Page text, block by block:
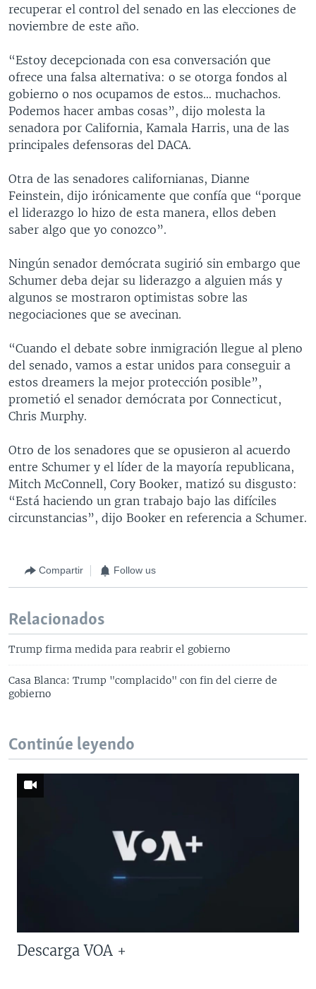
recuperar el control del senado en las elecciones de
noviembre de este año.
“Estoy decepcionada con esa conversación que
ofrece una falsa alternativa: o se otorga fondos al
gobierno o nos ocupamos de estos… muchachos.
Podemos hacer ambas cosas”, dijo molesta la
senadora por California, Kamala Harris, una de las
principales defensoras del DACA.
Otra de las senadores californianas, Dianne
Feinstein, dijo irónicamente que confía que “porque
el liderazgo lo hizo de esta manera, ellos deben
saber algo que yo conozco”.
Ningún senador demócrata sugirió sin embargo que
Schumer deba dejar su liderazgo a alguien más y
algunos se mostraron optimistas sobre las
negociaciones que se avecinan.
“Cuando el debate sobre inmigración llegue al pleno
del senado, vamos a estar unidos para conseguir a
estos dreamers la mejor protección posible”,
prometió el senador demócrata por Connecticut,
Chris Murphy.
Otro de los senadores que se opusieron al acuerdo
entre Schumer y el líder de la mayoría republicana,
Mitch McConnell, Cory Booker, matizó su disgusto:
“Está haciendo un gran trabajo bajo las difíciles
circunstancias”, dijo Booker en referencia a Schumer.
Compartir Follow us
Relacionados
Trump firma medida para reabrir el gobierno
Casa Blanca: Trump "complacido" con fin del cierre de
gobierno
Continúe leyendo
Descarga VOA +